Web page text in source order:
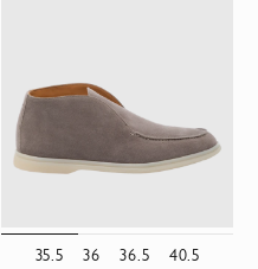
38.5 39 39.5 40 40.5
35.5 36 36.5 40.5